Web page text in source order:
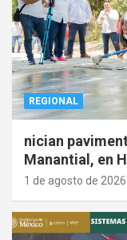
REGIONAL
nician
Manantial, en
1 de agosto de 2026